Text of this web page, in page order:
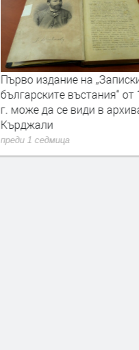
Първо издание на
българските въстания“ от
г. може да се види в
Кърджали
преди 1 седмица